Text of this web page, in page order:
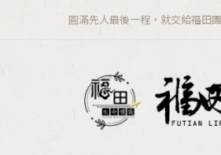
圓滿先人最後一程，就交給福田